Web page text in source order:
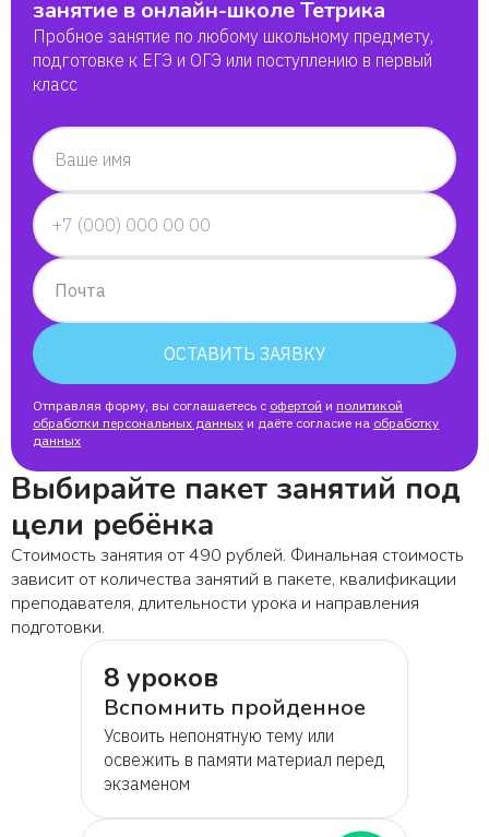
занятие в онлайн-школе Тетрика
Пробное занятие по любому школьному предмету,
подготовке к ЕГЭ и ОГЭ или поступлению в первый
класс
Ваше имя
Почта
ОСТАВИТЬ ЗАЯВКУ
Отправляя форму, вы соглашаетесь с офертой и политикой
обработки персональных данных и даёте согласие на обработку
данных
Выбирайте пакет занятий под
цели ребёнка
Стоимость занятия от 490 рублей. Финальная стоимость
зависит от количества занятий в пакете, квалификации
преподавателя, длительности урока и направления
подготовки.
8 уроков
Вспомнить пройденное
Усвоить непонятную тему или
освежить в памяти материал перед
экзаменом